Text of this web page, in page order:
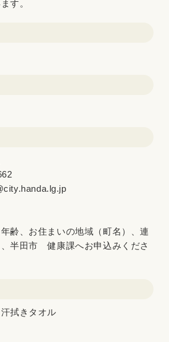
す。
齢、お住まいの地域（町名）、連
半田市 健康課へお申込みくださ
拭きタオル